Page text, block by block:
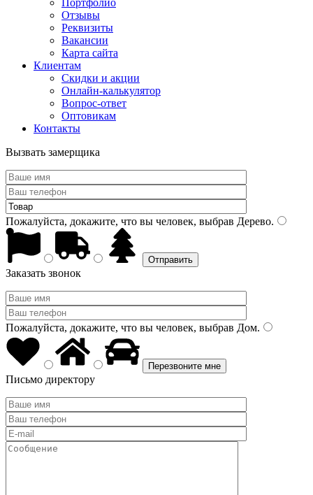
Портфолио
Отзывы
Реквизиты
Вакансии
Карта сайта
Клиентам
Скидки и акции
Онлайн-калькулятор
Вопрос-ответ
Оптовикам
Контакты
Вызвать замерщика
Пожалуйста, докажите, что вы человек, выбрав Дерево.
Заказать звонок
Пожалуйста, докажите, что вы человек, выбрав Дом.
Письмо директору